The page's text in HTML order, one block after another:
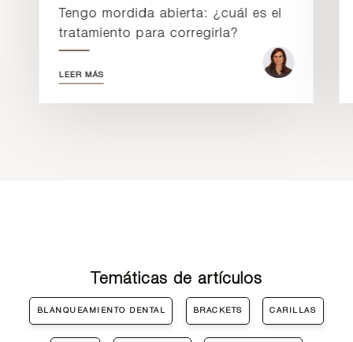
Tengo mordida abierta: ¿cuál es el
tratamiento para corregirla?
LEER MÁS
Temáticas de artículos
BLANQUEAMIENTO DENTAL BRACKETS CARILLAS